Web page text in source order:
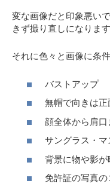
変な画像だと印象悪い
きず撮り直しになりま
それに色々と画像に条
バストアップ
無帽で向きは正
顔全体から肩
サングラス・
背景に物や影
免許証の写真